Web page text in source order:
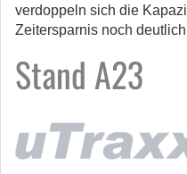
verdoppeln sich die
Zeitersparnis noch
Stand A23